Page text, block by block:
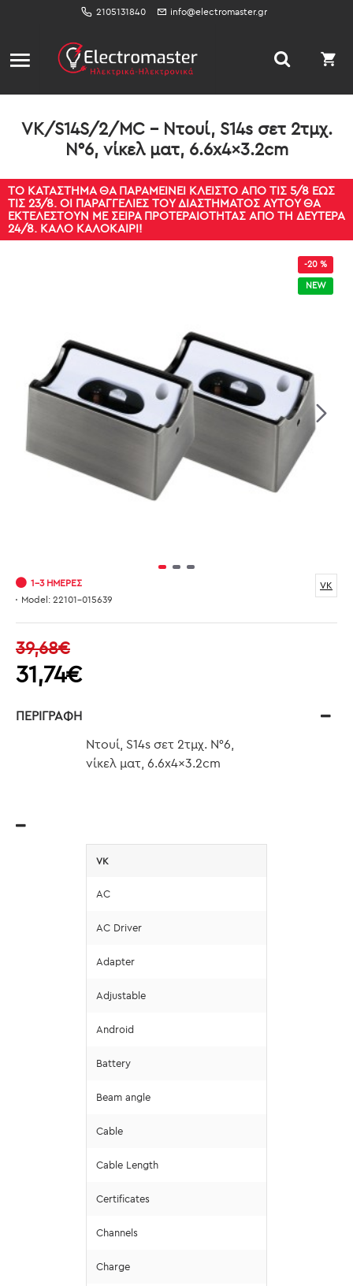
2105131840 info@electromaster.gr
VK/S14S/2/MC - Ντουί, S14s σετ 2τμχ.
N°6, νίκελ ματ, 6.6x4x3.2cm
ΤΟ ΚΑΤΆΣΤΗΜΑ ΘΑ ΠΑΡΑΜΕΊΝΕΙ ΚΛΕΙΣΤΌ ΑΠΌ ΤΙΣ 5/8 ΈΩΣ
ΤΙΣ 23/8. ΟΙ ΠΑΡΑΓΓΕΛΊΕΣ ΤΟΥ ΔΙΑΣΤΉΜΑΤΟΣ ΑΥΤΟΎ ΘΑ
ΕΚΤΕΛΕΣΤΟΎΝ ΜΕ ΣΕΙΡΆ ΠΡΟΤΕΡΑΙΌΤΗΤΑΣ ΑΠΌ ΤΗ ΔΕΥΤΈΡΑ
24/8. ΚΑΛΌ ΚΑΛΟΚΑΊΡΙ!
NEW
-20 %
31,74€
39,68€
1-3 ΗΜΈΡΕΣ
Model: 22101-015639
VK
ΠΕΡΙΓΡΑΦΉ
Ντουί, S14s σετ 2τμχ. N°6,
νίκελ ματ, 6.6x4x3.2cm
VK
AC
AC Driver
Adapter
Adjustable
Android
Battery
Beam angle
Cable
Cable Length
Certificates
Channels
Charge